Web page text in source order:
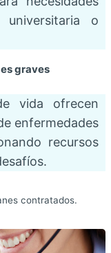
universitaria o
graves
vida ofrecen
enfermedades
recursos
contratados.